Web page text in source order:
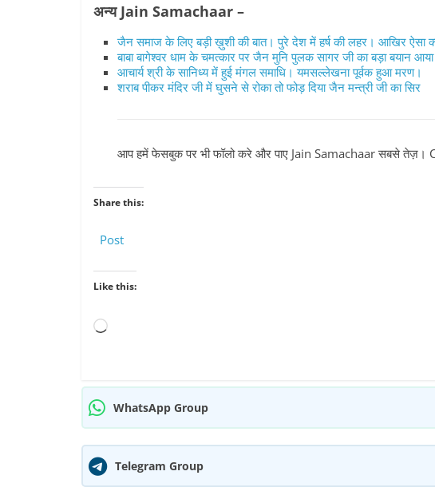
अन्य Jain Samachaar –
जैन समाज के लिए बड़ी ख़ुशी की बात। पुरे देश में हर्ष की लहर। आखिर ऐसा
बाबा बागेश्वर धाम के चमत्कार पर जैन मुनि पुलक सागर जी का बड़ा बयान
आचार्य श्री के सानिध्य में हुई मंगल समाधि। यमसल्लेखना पूर्वक हुआ मरण।
शराब पीकर मंदिर जी में घुसने से रोका तो फोड़ दिया जैन मन्त्री जी का सिर
आप हमें फेसबुक पर भी फॉलो करे और पाए Jain Samachaar सबसे तेज़।
Share this:
Post
Like this:
Loading…
WhatsApp Group
Telegram Group